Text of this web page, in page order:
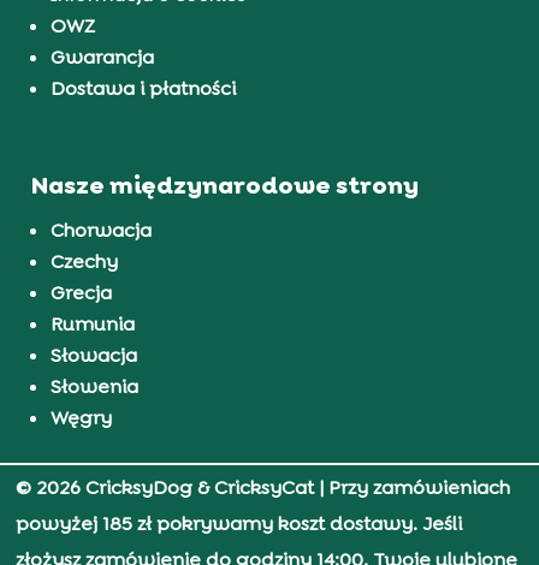
OWZ
Gwarancja
Dostawa i płatności
Nasze międzynarodowe strony
Chorwacja
Czechy
Grecja
Rumunia
Słowacja
Słowenia
Węgry
© 2026 CricksyDog & CricksyCat| Przy zamówieniach
powyżej 185 zł pokrywamy koszt dostawy. Jeśli
złożysz zamówienie do godziny 14:00, Twoje ulubione